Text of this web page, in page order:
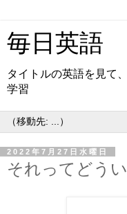
毎日英語
タイトルの英語を見て
学習
2022年7月27日水曜日
それってどう